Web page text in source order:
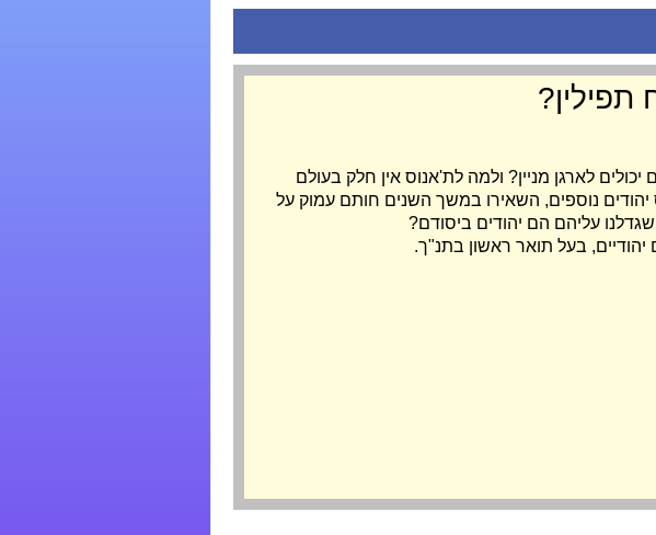
תפילין?
לארגן מניין? ולמה לת'אנוס אין חלק בעולם
יהודים נוספים, השאירו במשך השנים חותם עמוק על
עליהם הם יהודים ביסודם?
בעל תואר ראשון בתנ"ך.